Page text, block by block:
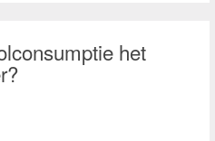
het